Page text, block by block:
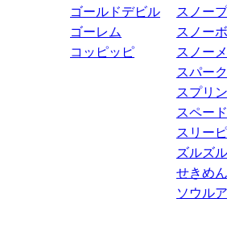
ゴールドデビル
スノー
ゴーレム
スノー
コッピッピ
スノー
スパーク
スプリ
スペード
スリー
ズルズル
せきめ
ソウル